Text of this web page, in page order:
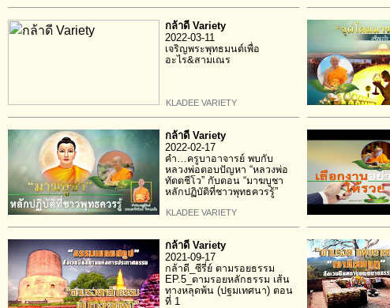
กล้าดี Variety
2022-03-11
เจริญพระพุทธมนต์เพื่อ
อะไร&สามเณร
KLADEE VARIETY
กล้าดี Variety
2022-02-17
คำ…ครูบาอาจารย์ พบกับ
หลวงพ่อตอบปัญหา “หลวงพ่อ
ทัตตชีโว” กับตอน “มาฆบูชา
หลักปฏิบัติที่ชาวพุทธควรรู้”
KLADEE VARIETY
กล้าดี Variety
2021-09-17
กล้าดี_ซีรี่ย์ ตามรอยธรรม
EP.5_ตามรอยหลักธรรม เส้น
ทางหลุดพ้น (ปฐมเทศนา) ตอน
ที่ 1